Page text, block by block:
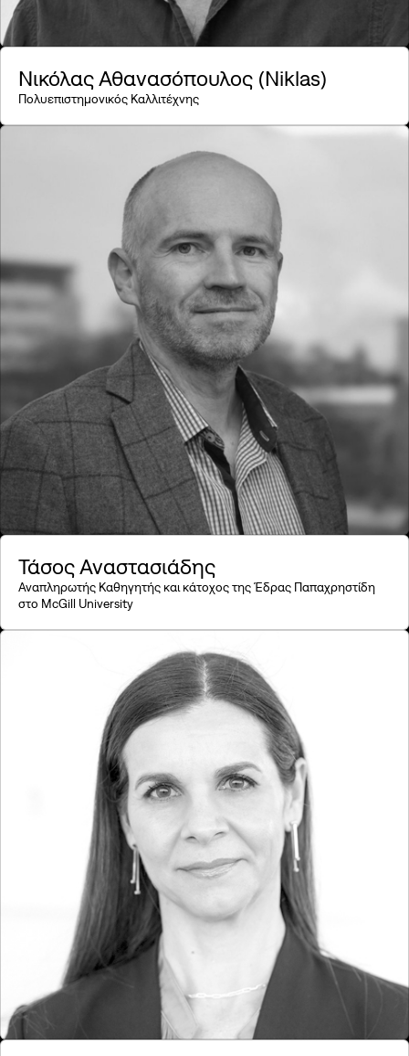
Νικόλας Αθανασόπουλος (Niklas)
Πολυεπιστημονικός Καλλιτέχνης
Τάσος Αναστασιάδης
Αναπληρωτής Καθηγητής και κάτοχος της Έδρας Παπαχρηστίδη
στο McGill University